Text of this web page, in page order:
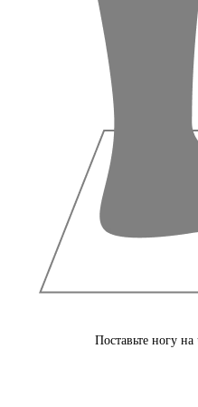
Поставьте ногу